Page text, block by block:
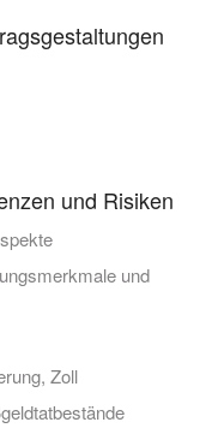
und Risiken
und
Zoll